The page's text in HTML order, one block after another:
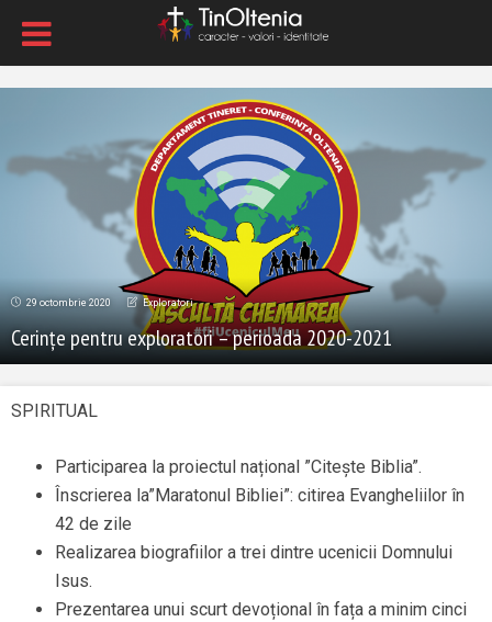
29 octombrie 2020 Exploratori
Cerințe pentru exploratori – perioada 2020-2021
SPIRITUAL
Participarea la proiectul național ”Citește Biblia”.
Înscrierea la”Maratonul Bibliei”: citirea Evangheliilor în
42 de zile
Realizarea biografiilor a trei dintre ucenicii Domnului
Isus.
Prezentarea unui scurt devoțional în fața a minim cinci